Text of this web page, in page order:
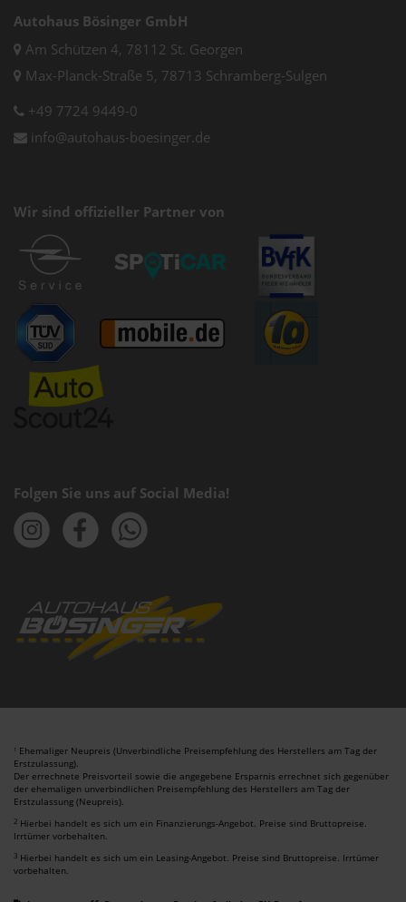
Autohaus Bösinger GmbH
Am Schützen 4, 78112 St. Georgen
Max-Planck-Straße 5, 78713 Schramberg-Sulgen
+49 7724 9449-0
info@autohaus-boesinger.de
Wir sind offizieller Partner von
Folgen Sie uns auf Social Media!
1 Ehemaliger Neupreis (Unverbindliche Preisempfehlung des Herstellers am Tag der
Erstzulassung).
Der errechnete Preisvorteil sowie die angegebene Ersparnis errechnet sich gegenüber
der ehemaligen unverbindlichen Preisempfehlung des Herstellers am Tag der
Erstzulassung (Neupreis).
2 Hierbei handelt es sich um ein Finanzierungs-Angebot. Preise sind Bruttopreise.
Irrtümer vorbehalten.
3 Hierbei handelt es sich um ein Leasing-Angebot. Preise sind Bruttopreise. Irrtümer
vorbehalten.